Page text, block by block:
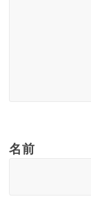
名前